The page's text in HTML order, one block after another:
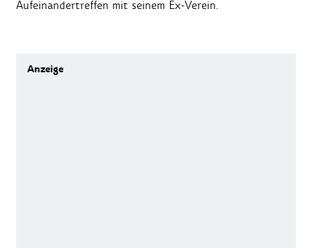
Aufeinandertreffen mit seinem Ex-Verein.